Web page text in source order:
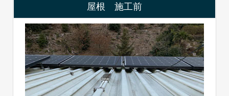
屋根 施工前